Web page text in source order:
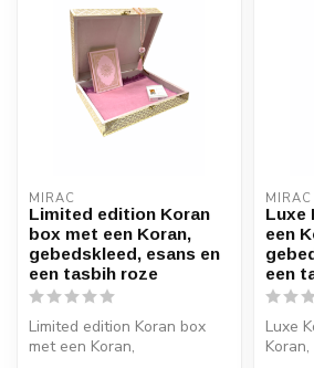
MIRAC
Limited edition Koran
box met een Koran,
gebedskleed, esans en
een tasbih roze
Limited edition Koran box
met een Koran,
MIRAC
Luxe
een
een
Luxe